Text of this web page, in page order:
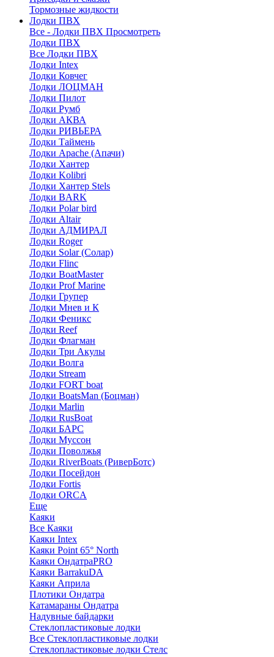
Тормозные жидкости
Лодки ПВХ
Все - Лодки ПВХ Просмотреть
Лодки ПВХ
Все Лодки ПВХ
Лодки Intex
Лодки Ковчег
Лодки ЛОЦМАН
Лодки Пилот
Лодки Румб
Лодки АКВА
Лодки РИВЬЕРА
Лодки Таймень
Лодки Apache (Апачи)
Лодки Хантер
Лодки Kolibri
Лодки Хантер Stels
Лодки BARK
Лодки Polar bird
Лодки Altair
Лодки АДМИРАЛ
Лодки Roger
Лодки Solar (Солар)
Лодки Flinc
Лодки BoatMaster
Лодки Prof Marine
Лодки Групер
Лодки Мнев и К
Лодки Феникс
Лодки Reef
Лодки Флагман
Лодки Три Акулы
Лодки Волга
Лодки Stream
Лодки FORT boat
Лодки BoatsMan (Боцман)
Лодки Marlin
Лодки RusBoat
Лодки БАРС
Лодки Муссон
Лодки Поволжья
Лодки RiverBoats (РиверБотс)
Лодки Посейдон
Лодки Fortis
Лодки ORCA
Еще
Каяки
Все Каяки
Каяки Intex
Каяки Point 65° North
Каяки ОндатраPRO
Каяки BarrakuDA
Каяки Априла
Плотики Ондатра
Катамараны Ондатра
Надувные байдарки
Стеклопластиковые лодки
Все Стеклопластиковые лодки
Стеклопластиковые лодки Стелс